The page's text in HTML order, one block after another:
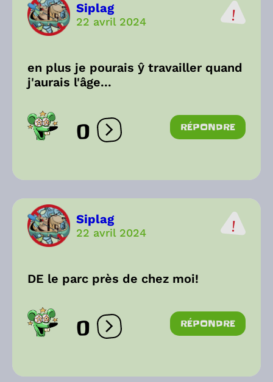
Siplag
22 avril 2024
en plus je pourais ŷ travailler quand
j'aurais l'âge...
0 Ouvrir les réactions
RÉPONDRE
Siplag
22 avril 2024
DE le parc près de chez moi!
0 Ouvrir les réactions
RÉPONDRE